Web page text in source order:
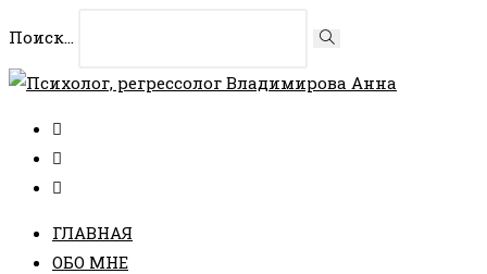
содержимому
Поиск... Искать
ГЛАВНАЯ
ОБО МНЕ